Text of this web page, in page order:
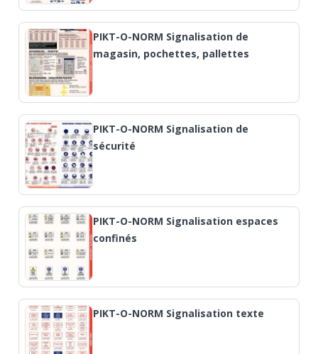
PIKT-O-NORM Signalisation de
magasin, pochettes, pallettes
PIKT-O-NORM Signalisation de
sécurité
PIKT-O-NORM Signalisation espaces
confinés
PIKT-O-NORM Signalisation texte